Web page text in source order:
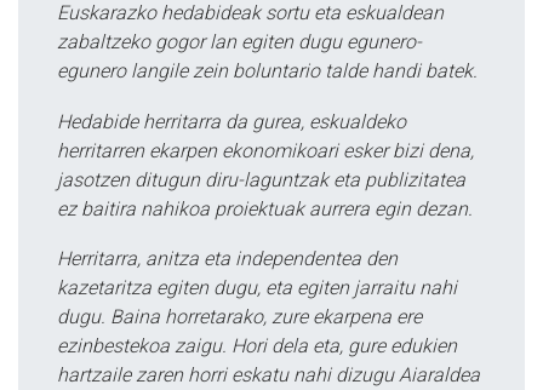
Euskarazko hedabideak sortu eta eskualdean
zabaltzeko gogor lan egiten dugu egunero-
egunero langile zein boluntario talde handi batek.
Hedabide herritarra da gurea, eskualdeko
herritarren ekarpen ekonomikoari esker bizi dena,
jasotzen ditugun diru-laguntzak eta publizitatea
ez baitira nahikoa proiektuak aurrera egin dezan.
Herritarra, anitza eta independentea den
kazetaritza egiten dugu, eta egiten jarraitu nahi
dugu. Baina horretarako, zure ekarpena ere
ezinbestekoa zaigu. Hori dela eta, gure edukien
hartzaile zaren horri eskatu nahi dizugu Aiaraldea